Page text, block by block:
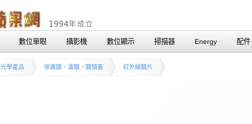
數位單眼 攝影機 數位顯示 掃描器 Energy 配件
光學產品 保護鏡、濾鏡、鏡頭蓋 紅外線鏡片